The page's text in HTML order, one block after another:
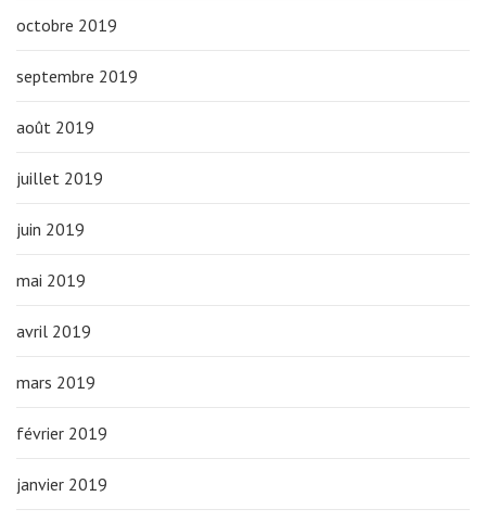
octobre 2019
septembre 2019
août 2019
juillet 2019
juin 2019
mai 2019
avril 2019
mars 2019
février 2019
janvier 2019